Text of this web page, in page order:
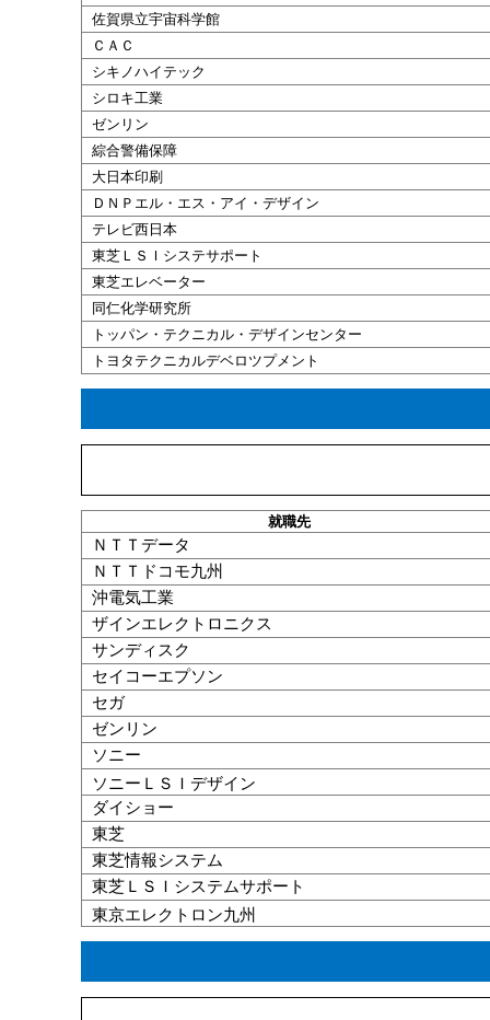
佐賀県立宇宙科学館
ＣＡＣ
シキノハイテック
シロキ工業
ゼンリン
綜合警備保障
大日本印刷
ＤＮＰエル・エス・アイ・デザイン
テレビ西日本
東芝ＬＳＩシステサポート
東芝エレベーター
同仁化学研究所
トッパン・テクニカル・デザインセンター
トヨタテクニカルデベロツプメント
就職先
ＮＴＴデータ
ＮＴＴドコモ九州
沖電気工業
ザインエレクトロニクス
サンディスク
セイコーエプソン
セガ
ゼンリン
ソニー
ソニーＬＳＩデザイン
ダイショー
東芝
東芝情報システム
東芝ＬＳＩシステムサポート
東京エレクトロン九州